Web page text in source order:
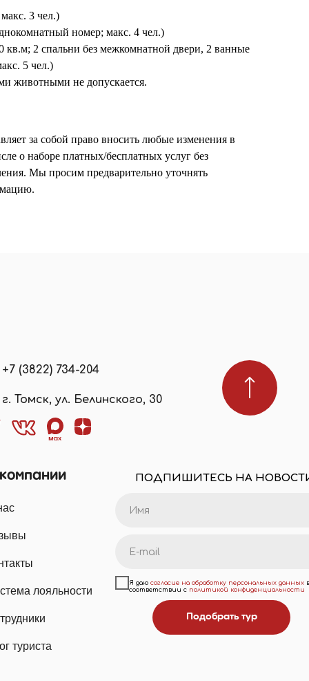
3 чел.)
номер; макс. 4 чел.)
кв.м; 2 спальни без межкомнатной двери, 2 ванные
5 чел.)
животными не допускается.
за собой право вносить любые изменения в
о наборе платных/бесплатных услуг без
Мы просим предварительно уточнять
+7 (3822) 734-204
г. Томск, ул. Белинского, 30
лояльности
туриста
Я даю согласие на обработку персональных данных в
соответствии с политикой конфиденциальности
Подобрать тур
ПОДПИШИТЕСЬ НА